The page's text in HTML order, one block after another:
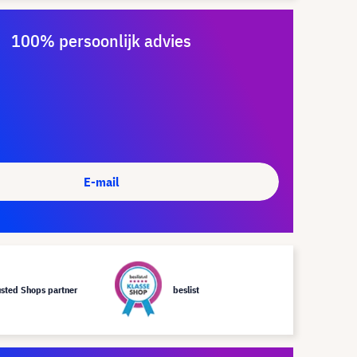
100% persoonlijk advies
E-mail
Shops partner beslist